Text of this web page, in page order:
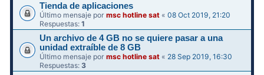
Tienda de aplicaciones
Último mensaje pormsc hotline sat «08 Oct 2019, 21:20
Respuestas:1
Un archivo de 4 GB no se quiere pasar a una
unidad extraíble de 8 GB
Último mensaje pormsc hotline sat « 28 Sep 2019, 16:30
Respuestas: 3